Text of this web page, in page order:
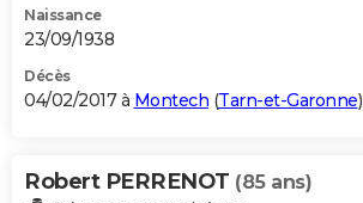
Naissance
23/09/1938
Décès
04/02/2017 à Montech (Tarn-et-Garonne)
Robert PERRENOT (85 ans)